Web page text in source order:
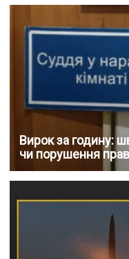
Вирок за годину:
чи порушення